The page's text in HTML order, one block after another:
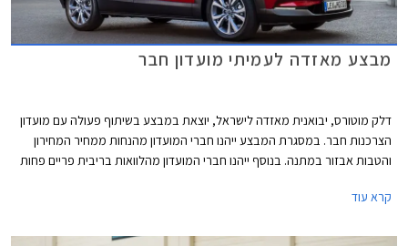
מבצע מאזדה לעמיתי מועדון חבר
דלק מוטורס, יבואנית מאזדה לישראל, יוצאת במבצע בשיתוף פעולה עם מועדון
הצרכנות חבר. במסגרת המבצע ייהנו חברי המועדון מהנחות ממחיר המחירון
והטבות אבזור במתנה. בנוסף ייהנו חברי המועדון מהלוואות בריבית פריים פחות
תוכנית המימון חבר ליס. המבצע יתקיים בכל אולמות התצוגה של מאזדה בין
קרא עוד